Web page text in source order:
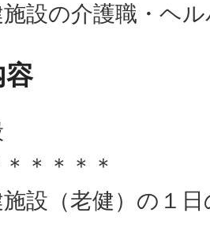
設の介護職・ヘ
容
＊＊＊＊
設（老健）の１